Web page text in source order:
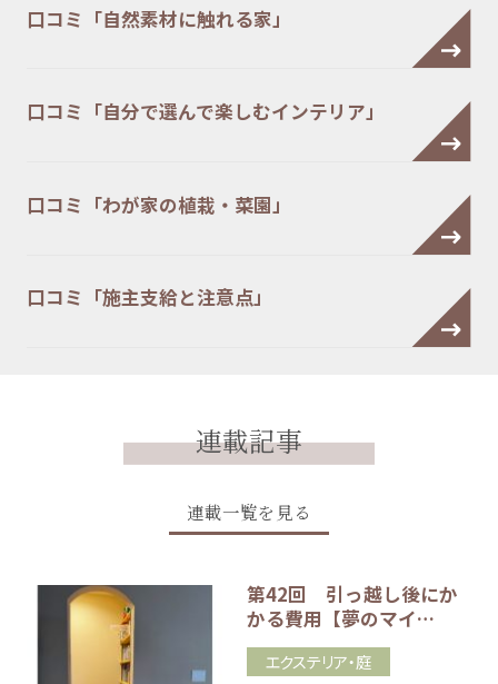
口コミ「自然素材に触れる家」
口コミ「自分で選んで楽しむインテリア」
口コミ「わが家の植栽・菜園」
口コミ「施主支給と注意点」
連載記事
連載一覧を見る
第42回 引っ越し後にか
かる費用【夢のマイ…
エクステリア・庭